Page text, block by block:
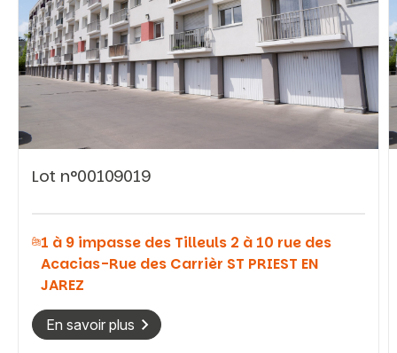
Rechercher
Lot n°00109019
1 à 9 impasse des Tilleuls 2 à 10 rue des
Acacias-Rue des Carrièr ST PRIEST EN
JAREZ
En savoir plus